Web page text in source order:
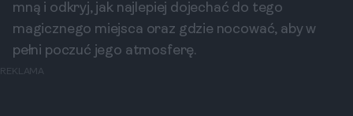
mną i odkryj, jak najlepiej dojechać do tego
magicznego miejsca oraz gdzie nocować, aby w
pełni poczuć jego atmosferę.
REKLAMA